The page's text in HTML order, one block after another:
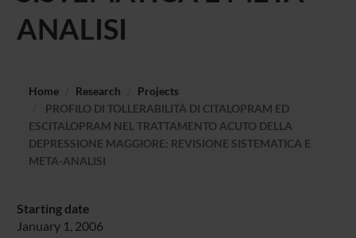
ANALISI
Home Research
Projects
PROFILO DI TOLLERABILITÀ DI CITALOPRAM ED
ESCITALOPRAM NEL TRATTAMENTO ACUTO DELLA
DEPRESSIONE MAGGIORE: REVISIONE SISTEMATICA E
META-ANALISI
Starting date
January 1, 2006